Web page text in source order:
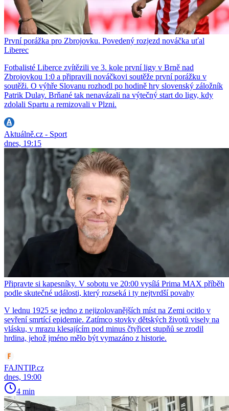
První porážka pro Zbrojovku. Povedený rozjezd nováčka uťal
Liberec
Fotbalisté Liberce zvítězili ve 3. kole první ligy v Brně nad
Zbrojovkou 1:0 a připravili nováčkovi soutěže první porážku v
soutěži. O výhře Slovanu rozhodl po hodině hry slovenský záložník
Patrik Dulay. Brňané tak nenavázali na výtečný start do ligy, kdy
zdolali Spartu a remizovali v Plzni.
Aktuálně.cz - Sport
dnes, 19:15
Připravte si kapesníky. V sobotu ve 20:00 vysílá Prima MAX příběh
podle skutečné události, který rozseká i ty nejtvrdší povahy
V lednu 1925 se jedno z nejizolovanějších míst na Zemi ocitlo v
sevření smrtící epidemie. Zatímco stovky dětských životů visely na
vlásku, v mrazu klesajícím pod minus čtyřicet stupňů se zrodil
hrdina, jehož jméno mělo být vymazáno z historie.
FAJNTIP.cz
dnes, 19:00
4 min